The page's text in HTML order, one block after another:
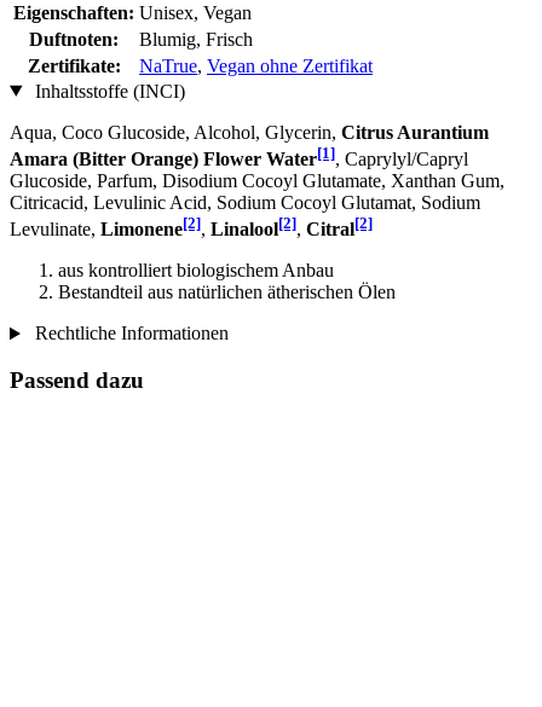
Eigenschaften: Unisex, Vegan
Duftnoten:
Blumig, Frisch
Zertifikate:
NaTrue, Vegan ohne Zertifikat
Inhaltsstoffe (INCI)
Aqua, Coco Glucoside, Alcohol, Glycerin, Citrus Aurantium
Amara (Bitter Orange) Flower Water[1], Caprylyl/Capryl
Glucoside, Parfum, Disodium Cocoyl Glutamate, Xanthan Gum,
Citricacid, Levulinic Acid, Sodium Cocoyl Glutamat, Sodium
Levulinate, Limonene[2], Linalool[2], Citral[2]
aus kontrolliert biologischem Anbau
Bestandteil aus natürlichen ätherischen Ölen
Rechtliche Informationen
Passend dazu